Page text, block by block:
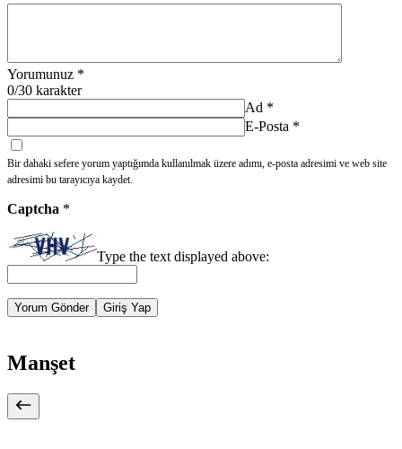
Yorumunuz *
0/30 karakter
Ad *
E-Posta *
Bir dahaki sefere yorum yaptığımda kullanılmak üzere adımı, e-posta adresimi ve web site
adresimi bu tarayıcıya kaydet.
Captcha *
Type the text displayed above:
Yorum Gönder Giriş Yap
Manşet